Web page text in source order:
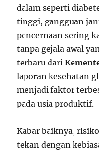
dalam seperti
tinggi, gangguan
pencernaan sering
tanpa gejala awal
terbaru dari
laporan kesehatan
menjadi faktor
pada usia produktif.
Kabar baiknya,
tekan dengan